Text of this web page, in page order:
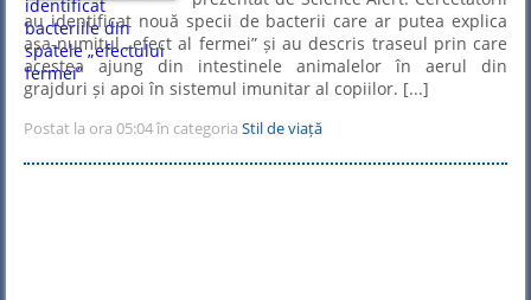
au identificat nouă specii de bacterii care ar putea explica
așa-numitul „efect al fermei” și au descris traseul prin care
acestea ajung din intestinele animalelor în aerul din
grajduri și apoi în sistemul imunitar al copiilor. [...]
Postat la ora 05:04 în categoria Stil de viață